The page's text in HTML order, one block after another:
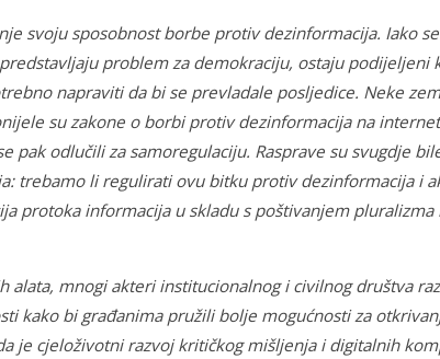
svoju sposobnost borbe protiv dezinformacija. Iako
problem za demokraciju, ostaju podijeljeni
napraviti da bi se prevladale posljedice. Neke
su zakone o borbi protiv dezinformacija na
pak odlučili za samoregulaciju. Rasprave su svugdje
trebamo li regulirati ovu bitku protiv dezinformacija i
protoka informacija u skladu s poštivanjem pluralizma
alata, mnogi akteri institucionalnog i civilnog društva
kako bi građanima pružili bolje mogućnosti za
je cjeloživotni razvoj kritičkog mišljenja i digitalnih